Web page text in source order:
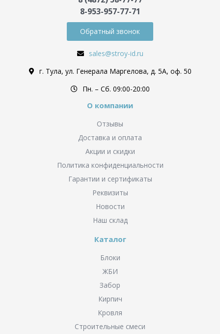
8-953-957-77-71
Обратный звонок
sales@stroy-id.ru
г. Тула, ул. Генерала Маргелова, д. 5А, оф. 50
Пн. – Cб. 09:00-20:00
О компании
Отзывы
Доставка и оплата
Акции и скидки
Политика конфиденциальности
Гарантии и сертификаты
Реквизиты
Новости
Наш склад
Каталог
Блоки
ЖБИ
Забор
Кирпич
Кровля
Строительные смеси